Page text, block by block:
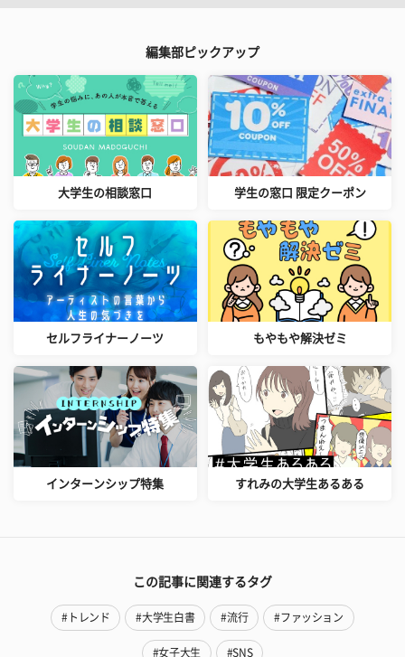
編集部ピックアップ
大学生の相談窓口 学生の窓口 限定クーポン
セルフライナーノーツ もやもや解決ゼミ
インターンシップ特集 すれみの大学生あるある
この記事に関連するタグ
#トレンド #大学生白書 #流行 #ファッション
#女子大生 #SNS